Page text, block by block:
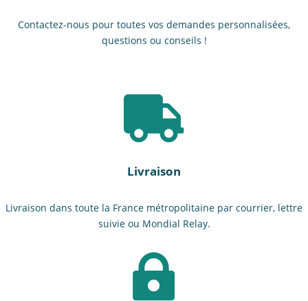
Contactez-nous pour toutes vos demandes personnalisées,
questions ou conseils !

Livraison
Livraison dans toute la France métropolitaine par courrier, lettre
suivie ou Mondial Relay.
